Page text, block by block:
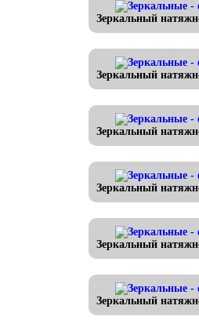
Зеркальный
Зеркальный
Зеркальный
Зеркальный
Зеркальный
Зеркальный